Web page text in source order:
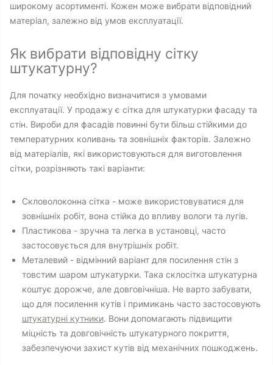
широкому асортименті. Кожен може вибрати відповідний
матеріал, залежно від умов експлуатації.
Як вибрати відповідну сітку
штукатурну?
Для початку необхідно визначитися з умовами
експлуатації. У продажу є сітка для штукатурки фасаду та
стін. Вироби для фасадів повинні бути більш стійкими до
температурних коливань та зовнішніх факторів. Залежно
від матеріалів, які використовуються для виготовлення
сітки, розрізняють такі варіанти:
Скловолоконна сітка - може використовуватися для
зовнішніх робіт, вона стійка до впливу вологи та лугів.
Пластикова - зручна та легка в установці, часто
застосовується для внутрішніх робіт.
Металевий - відмінний варіант для посилення стін з
товстим шаром штукатурки. Така склосітка штукатурна
коштує дорожче, але довговічніша. Не варто забувати,
що для посилення кутів і примикань часто застосовують
штукатурні кутники. Вони допомагають підвищити
міцність та довговічність штукатурного покриття,
забезпечуючи захист кутів від механічних пошкоджень.